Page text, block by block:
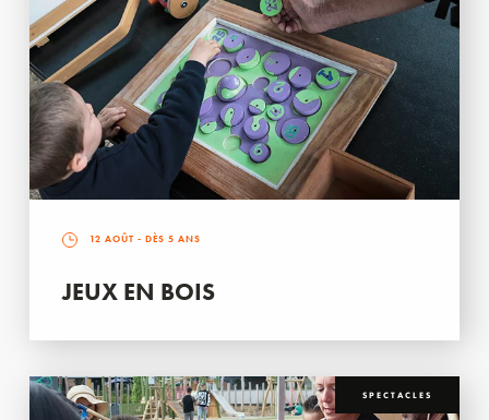
12 AOÛT - DÈS 5 ANS
JEUX EN BOIS
SPECTACLES